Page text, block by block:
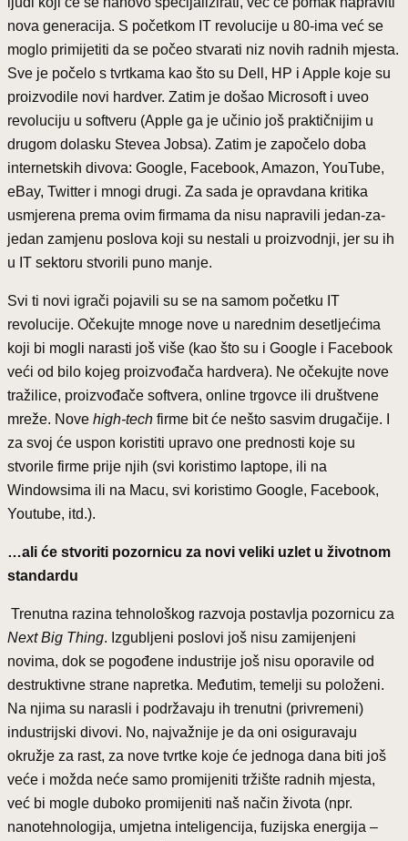
nova generacija. S početkom IT revolucije u 80-ima već se
moglo primijetiti da se počeo stvarati niz novih radnih mjesta.
Sve je počelo s tvrtkama kao što su Dell, HP i Apple koje su
proizvodile novi hardver. Zatim je došao Microsoft i uveo
revoluciju u softveru (Apple ga je učinio još praktičnijim u
drugom dolasku Stevea Jobsa). Zatim je započelo doba
internetskih divova: Google, Facebook, Amazon, YouTube,
eBay, Twitter i mnogi drugi. Za sada je opravdana kritika
usmjerena prema ovim firmama da nisu napravili jedan-za-
jedan zamjenu poslova koji su nestali u proizvodnji, jer su ih
u IT sektoru stvorili puno manje.
Svi ti novi igrači pojavili su se na samom početku IT
revolucije. Očekujte mnoge nove u narednim desetljećima
koji bi mogli narasti još više (kao što su i Google i Facebook
veći od bilo kojeg proizvođača hardvera). Ne očekujte nove
tražilice, proizvođače softvera, online trgovce ili društvene
mreže. Nove high-tech firme bit će nešto sasvim drugačije. I
za svoj će uspon koristiti upravo one prednosti koje su
stvorile firme prije njih (svi koristimo laptope, ili na
Windowsima ili na Macu, svi koristimo Google, Facebook,
Youtube, itd.).
…ali će stvoriti pozornicu za novi veliki uzlet u životnom
standardu
Trenutna razina tehnološkog razvoja postavlja pozornicu za
Next Big Thing. Izgubljeni poslovi još nisu zamijenjeni
novima, dok se pogođene industrije još nisu oporavile od
destruktivne strane napretka. Međutim, temelji su položeni.
Na njima su narasli i podržavaju ih trenutni (privremeni)
industrijski divovi. No, najvažnije je da oni osiguravaju
okružje za rast, za nove tvrtke koje će jednoga dana biti još
veće i možda neće samo promijeniti tržište radnih mjesta,
već bi mogle duboko promijeniti naš način života (npr.
nanotehnologija, umjetna inteligencija, fuzijska energija –